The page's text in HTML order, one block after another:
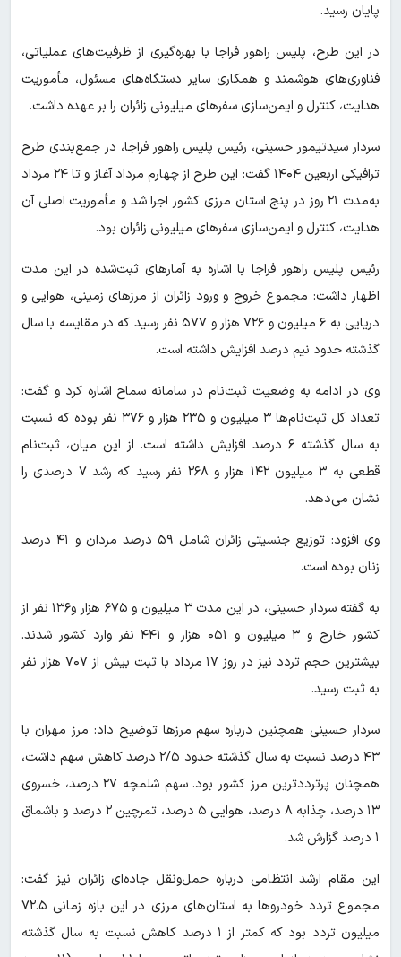
پایان رسید.
در این طرح، پلیس راهور فراجا با بهره‌گیری از ظرفیت‌های عملیاتی،
فناوری‌های هوشمند و همکاری سایر دستگاه‌های مسئول، مأموریت
هدایت، کنترل و ایمن‌سازی سفرهای میلیونی زائران را بر عهده داشت.
سردار سیدتیمور حسینی، رئیس پلیس راهور فراجا، در جمع‌بندی طرح
ترافیکی اربعین ۱۴۰۴ گفت: این طرح از چهارم مرداد آغاز و تا ۲۴ مرداد
به‌مدت ۲۱ روز در پنج استان مرزی کشور اجرا شد و مأموریت اصلی آن
هدایت، کنترل و ایمن‌سازی سفرهای میلیونی زائران بود.
رئیس پلیس راهور فراجا با اشاره به آمارهای ثبت‌شده در این مدت
اظهار داشت: مجموع خروج و ورود زائران از مرزهای زمینی، هوایی و
دریایی به ۶ میلیون و ۷۲۶ هزار و ۵۷۷ نفر رسید که در مقایسه با سال
گذشته حدود نیم درصد افزایش داشته است.
وی در ادامه به وضعیت ثبت‌نام در سامانه سماح اشاره کرد و گفت:
تعداد کل ثبت‌نام‌ها ۳ میلیون و ۲۳۵ هزار و ۳۷۶ نفر بوده که نسبت
به سال گذشته ۶ درصد افزایش داشته است. از این میان، ثبت‌نام
قطعی به ۳ میلیون ۱۴۲ هزار و ۲۶۸ نفر رسید که رشد ۷ درصدی را
نشان می‌دهد.
وی افزود: توزیع جنسیتی زائران شامل ۵۹ درصد مردان و ۴۱ درصد
زنان بوده است.
به گفته سردار حسینی، در این مدت ۳ میلیون و ۶۷۵ هزار و۱۳۶ نفر از
کشور خارج و ۳ میلیون و ۰۵۱ هزار و ۴۴۱ نفر وارد کشور شدند.
بیشترین حجم تردد نیز در روز ۱۷ مرداد با ثبت بیش از ۷۰۷ هزار نفر
به ثبت رسید.
سردار حسینی همچنین درباره سهم مرزها توضیح داد: مرز مهران با
۴۳ درصد نسبت به سال گذشته حدود ۲/۵ درصد کاهش سهم داشت،
همچنان پرترددترین مرز کشور بود. سهم شلمچه ۲۷ درصد، خسروی
۱۳ درصد، چذابه ۸ درصد، هوایی ۵ درصد، تمرچین ۲ درصد و باشماق
۱ درصد گزارش شد.
این مقام ارشد انتظامی درباره حمل‌ونقل جاده‌ای زائران نیز گفت:
مجموع تردد خودروها به استان‌های مرزی در این بازه زمانی ۷۲.۵
میلیون تردد بود که کمتر از ۱ درصد کاهش نسبت به سال گذشته